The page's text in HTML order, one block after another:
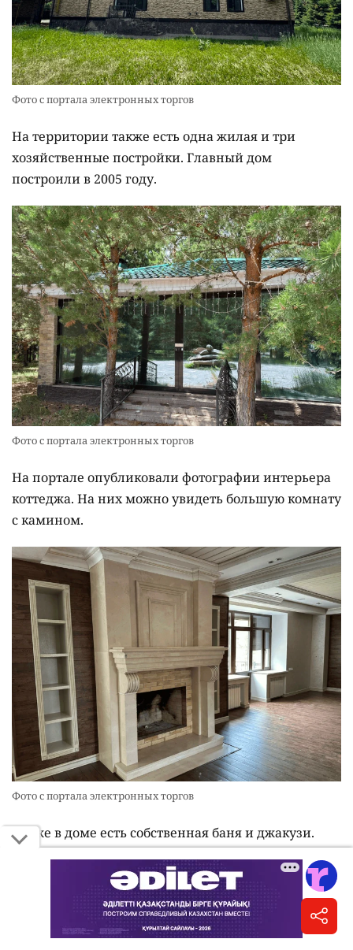
Фото с портала электронных торгов
На территории также есть одна жилая и три
хозяйственные постройки. Главный дом
построили в 2005 году.
Фото с портала электронных торгов
На портале опубликовали фотографии интерьера
коттеджа. На них можно увидеть большую комнату
с камином.
Фото с портала электронных торгов
Также в доме есть собственная баня и джакузи.